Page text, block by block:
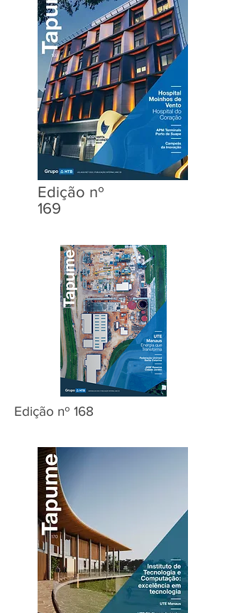
Edição nº
169
Edição nº 168